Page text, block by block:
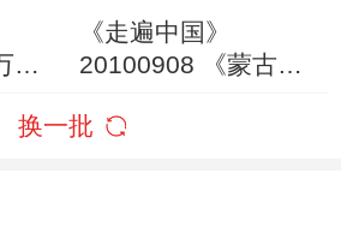
《走遍中国》
20100908 《蒙古之
（上）
换一批